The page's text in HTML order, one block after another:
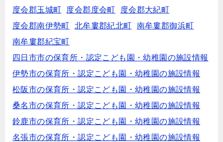
度会郡玉城町
度会郡度会町
度会郡大紀町
度会郡南伊勢町
北牟婁郡紀北町
南牟婁郡御浜町
南牟婁郡紀宝町
四日市市の保育所・認定こども園・幼稚園の施設情報
伊勢市の保育所・認定こども園・幼稚園の施設情報
松阪市の保育所・認定こども園・幼稚園の施設情報
桑名市の保育所・認定こども園・幼稚園の施設情報
鈴鹿市の保育所・認定こども園・幼稚園の施設情報
名張市の保育所・認定こども園・幼稚園の施設情報